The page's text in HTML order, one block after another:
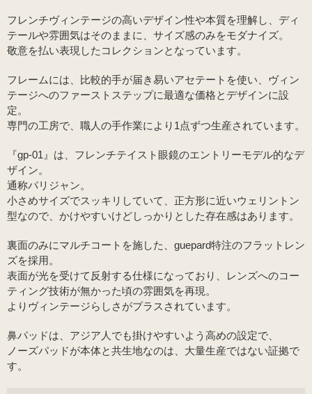
フレンチヴィンテージの高いデザイン性や本質を理解し、ディ
テールや雰囲気はそのままに、サイズ感のみをモダナイズ。
敬意を払い表現したコレクションとなっています。
フレームには、比較的手が届き易いアセテートを使い、ヴィン
テージへのファーストステップに最適な価格とデザインに設
定。
専門の工房で、職人の手作業により1点ずつ生産されています。
『gp-01』は、フレンチテイスト眼鏡のエントリーモデル的なデ
ザイン。
通称パリジャン。
小さめサイズでスッキリしていて、正方形に近いウェリントン
型なので、かけやすいけどしっかりとした存在感はあります。
裏面のみにマルチコートを施した、guepard特注のフラットレン
ズを採用。
表面が光を受けて反射する仕様になっており、レンズへのコー
ティング技術が無かった頃の雰囲気を再現。
よりヴィンテージらしさがプラスされています。
鼻パッドは、アジア人でも掛けやすいよう高めの設定で、
ノーズパッドが本体と共生地なのは、大量生産ではない証拠で
す。